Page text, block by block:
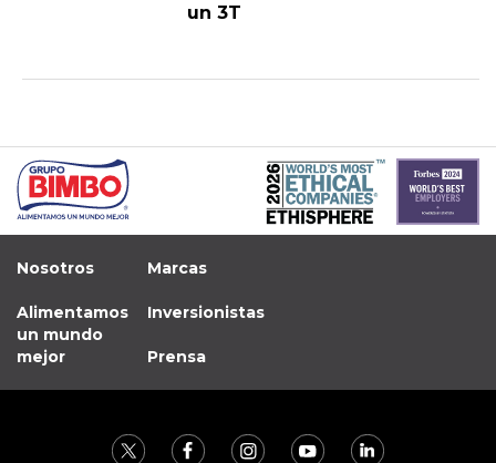
un 3T
Nosotros
Alimentamos
un mundo
mejor
Marcas
Inversionistas
Prensa